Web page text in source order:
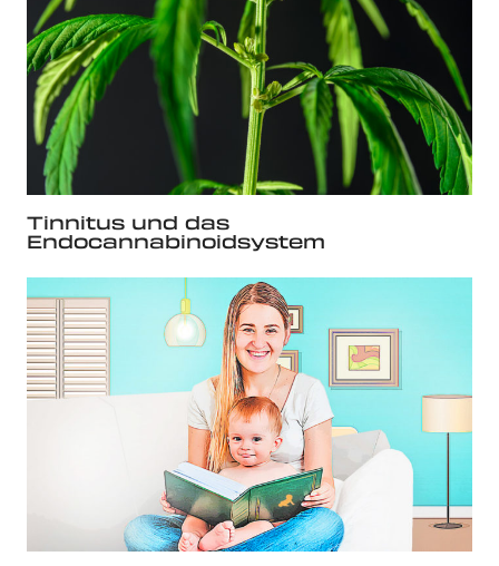
Tinnitus und das
Endocannabinoidsystem